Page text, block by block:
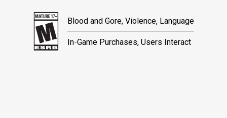
Blood and Gore, Violence, Language
In-Game Purchases, Users Interact